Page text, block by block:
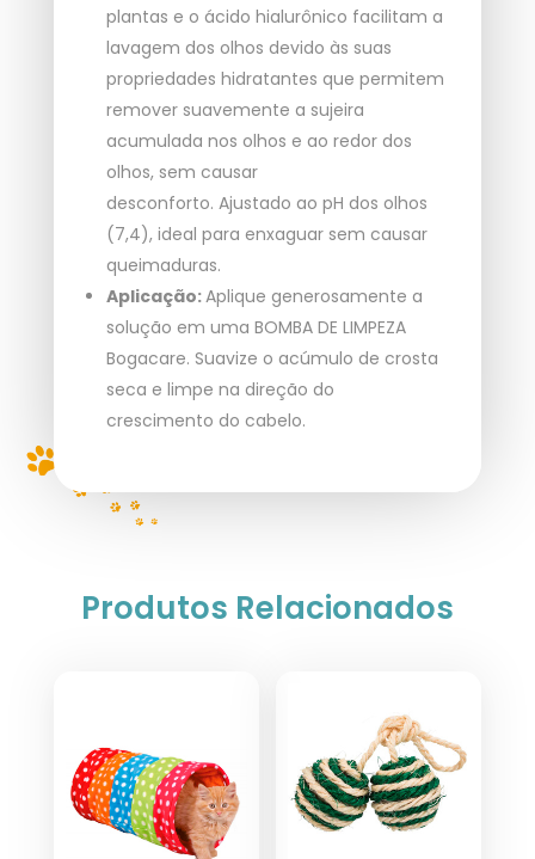
plantas e o ácido hialurônico facilitam a
lavagem dos olhos devido às suas
propriedades hidratantes que permitem
remover suavemente a sujeira
acumulada nos olhos e ao redor dos
olhos, sem causar
desconforto. Ajustado ao pH dos olhos
(7,4), ideal para enxaguar sem causar
queimaduras.
Aplicação:Aplique generosamente a
solução em uma BOMBA DE LIMPEZA
Bogacare. Suavize o acúmulo de crosta
seca e limpe na direção do
crescimento do cabelo.
Produtos Relacionados